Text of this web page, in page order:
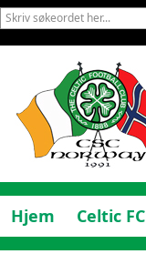
Hjem Celtic FC